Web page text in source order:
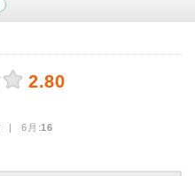
2.80
| 6月:16